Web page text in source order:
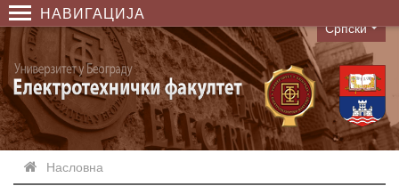
НАВИГАЦИЈА
Language
Српски
Насловна